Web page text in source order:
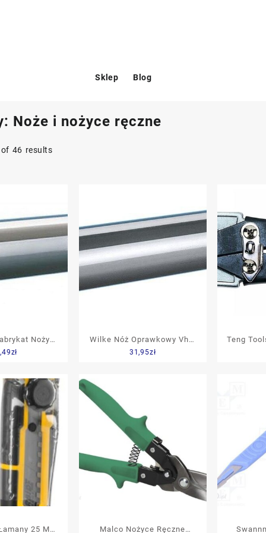
Sklep Blog
Noże i nożyce ręczne
46 results
Noży
Hsse Kszt.A
zł
Wilke Nóż Oprawkowy Vhm
3x75mm Zamk. 8227930010
31,95zł
Teng
496
25 Mm
Malco Nożyce Ręczne